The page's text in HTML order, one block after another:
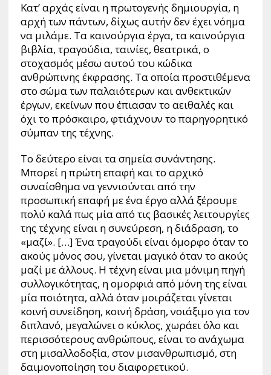
Κατ’ αρχάς είναι η πρωτογενής δημιουργία, η
αρχή των πάντων, δίχως αυτήν δεν έχει νόημα
να μιλάμε. Τα καινούργια έργα, τα καινούργια
βιβλία, τραγούδια, ταινίες, θεατρικά, ο
στοχασμός μέσω αυτού του κώδικα
ανθρώπινης έκφρασης. Τα οποία προστιθέμενα
στο σώμα των παλαιότερων και ανθεκτικών
έργων, εκείνων που έπιασαν το αειθαλές και
όχι το πρόσκαιρο, φτιάχνουν το παρηγορητικό
σύμπαν της τέχνης.
Το δεύτερο είναι τα σημεία συνάντησης.
Μπορεί η πρώτη επαφή και το αρχικό
συναίσθημα να γεννιούνται από την
προσωπική επαφή με ένα έργο αλλά ξέρουμε
πολύ καλά πως μία από τις βασικές λειτουργίες
της τέχνης είναι η συνεύρεση, η διάδραση, το
«μαζί». […] Ένα τραγούδι είναι όμορφο όταν το
ακούς μόνος σου, γίνεται μαγικό όταν το ακούς
μαζί με άλλους. Η τέχνη είναι μια μόνιμη πηγή
συλλογικότητας, η ομορφιά από μόνη της είναι
μία ποιότητα, αλλά όταν μοιράζεται γίνεται
κοινή συνείδηση, κοινή δράση, νοιάξιμο για τον
διπλανό, μεγαλώνει ο κύκλος, χωράει όλο και
περισσότερους ανθρώπους, είναι το ανάχωμα
στη μισαλλοδοξία, στον μισανθρωπισμό, στη
δαιμονοποίηση του διαφορετικού.